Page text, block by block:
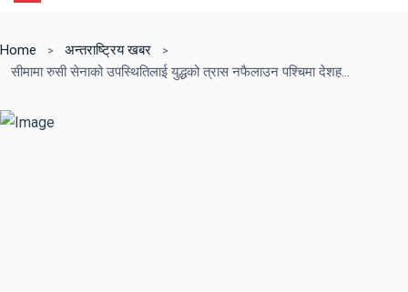
Home
अन्तराष्ट्रिय खबर
सीमामा रुसी सेनाको उपस्थितिलाई युद्धको त्रास नफैलाउन पश्चिमा देशहरूलाई युक्रेनी राष्ट्रपतिको अपिल